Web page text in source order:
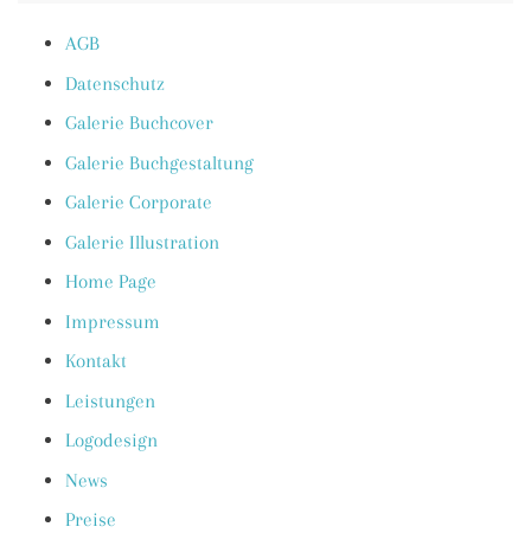
AGB
Datenschutz
Galerie Buchcover
Galerie Buchgestaltung
Galerie Corporate
Galerie Illustration
Home Page
Impressum
Kontakt
Leistungen
Logodesign
News
Preise